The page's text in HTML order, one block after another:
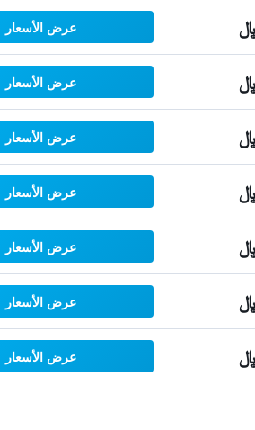
عرض الأسعار
عرض الأسعار
عرض الأسعار
عرض الأسعار
عرض الأسعار
عرض الأسعار
عرض الأسعار